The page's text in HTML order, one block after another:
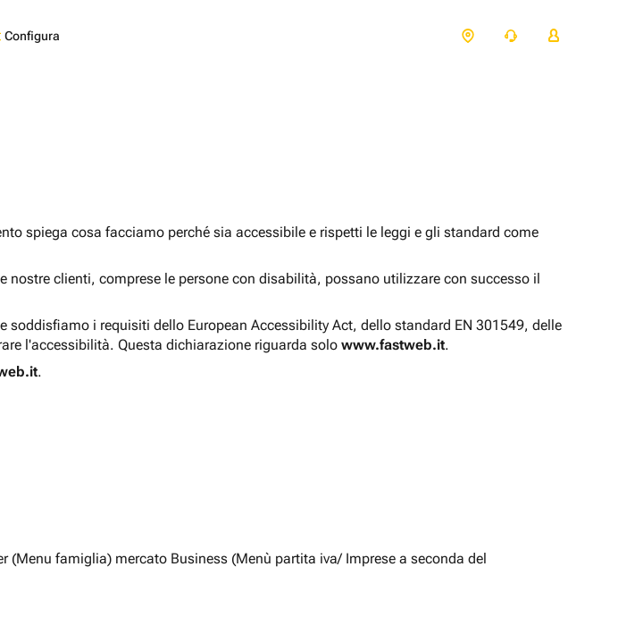
Configura
spiega cosa facciamo perché sia accessibile e rispetti le leggi e gli standard come
clienti, comprese le persone con disabilità, possano utilizzare con successo il
soddisfiamo i requisiti dello European Accessibility Act, dello standard EN 301549, delle
l'accessibilità. Questa dichiarazione riguarda solo www.fastweb.it.
.
famiglia) mercato Business (Menù partita iva/ Imprese a seconda del